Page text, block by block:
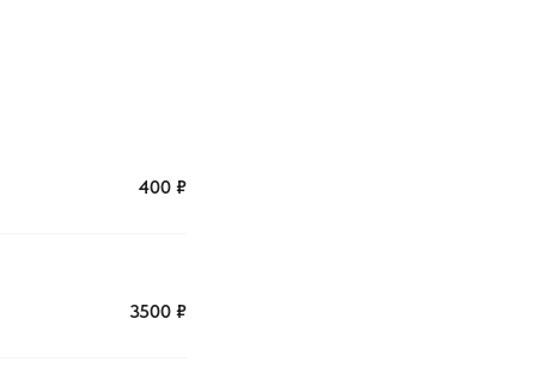
400 ₽
3500 ₽